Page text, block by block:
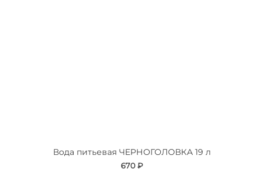
Вода питьевая ЧЕРНОГОЛОВКА 19 л
670 ₽